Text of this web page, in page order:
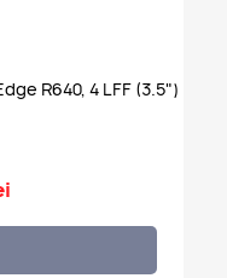
R640, 4 LFF (3.5")